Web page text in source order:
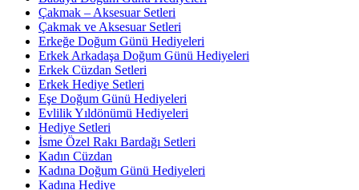
Çakmak – Aksesuar Setleri
Çakmak ve Aksesuar Setleri
Erkeğe Doğum Günü Hediyeleri
Erkek Arkadaşa Doğum Günü Hediyeleri
Erkek Cüzdan Setleri
Erkek Hediye Setleri
Eşe Doğum Günü Hediyeleri
Evlilik Yıldönümü Hediyeleri
Hediye Setleri
İsme Özel Rakı Bardağı Setleri
Kadın Cüzdan
Kadına Doğum Günü Hediyeleri
Kadına Hediye